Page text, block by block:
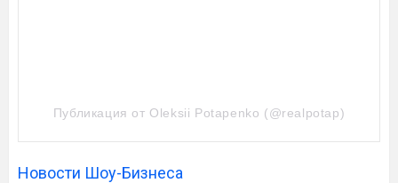
Публикация от Oleksii Potapenko (@realpotap)
Новости Шоу-Бизнеса